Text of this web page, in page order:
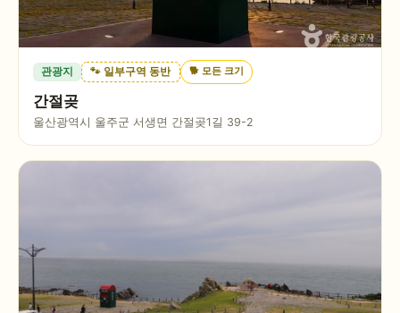
관광지 🐾 일부구역 동반 🐕 모든 크기
간절곶
울산광역시 울주군 서생면 간절곶1길 39-2